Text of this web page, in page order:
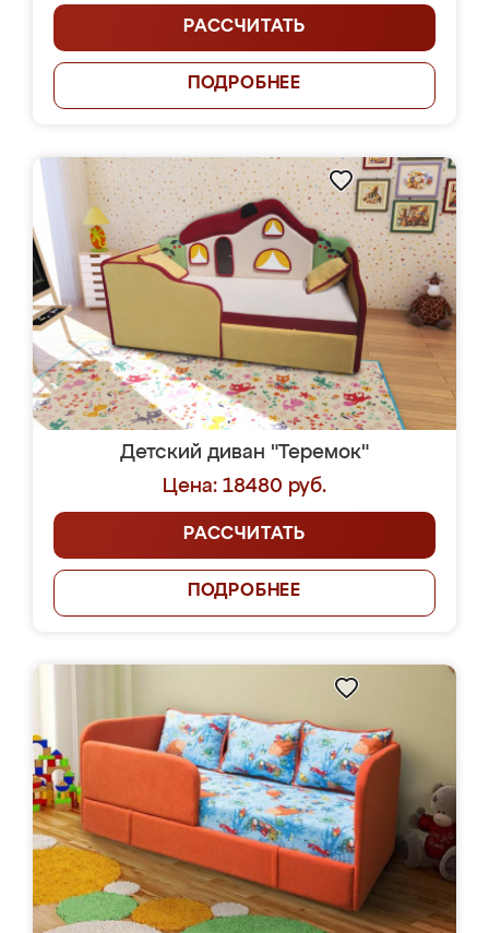
РАССЧИТАТЬ
ПОДРОБНЕЕ
Детский диван "Теремок"
Цена: 18480 руб.
РАССЧИТАТЬ
ПОДРОБНЕЕ